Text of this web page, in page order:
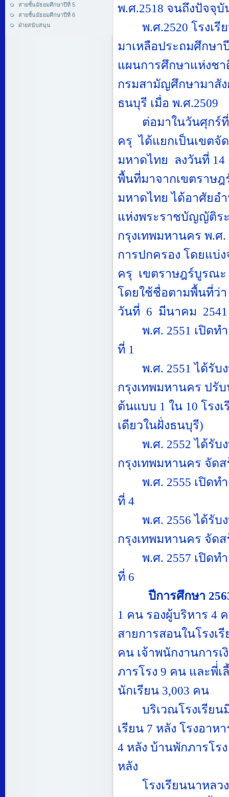
สายชั้นมัธยมศึกษาปีที่ 5
สายชั้นมัธยมศึกษาปีที่ 6
ฝ่ายสนับสนุน
พ.ศ.2518 จนถึงปัจจุบั
พ.ศ.2520 โรงเ
มาเหลือประถมศึกษ
แผนการศึกษาแห่งช
กรมสามัญศึกษามาสั
ธนบุรี เมื่อ พ.ศ.2509
ต่อมาในวันศุกร์ที่
ครุ ได้แยกเป็นเขตจั
มหาดไทย
ลงวันที่ 14
พื้นที่มาจากเขตราษ
มหาดไทย ได้อาศัยอ
แห่งพระราชบัญญัติร
กรุงเทพมหานคร พ.ศ.
การปกครอง โดยแบ่
ครุ เขตราษฎร์บูรณะ
โดยใช้ชื่อตามพื้นที่ว่า
วันที่ 6 มีนาคม 2541
พ.ศ. 2551 เปิดท
ที่ 1
พ.ศ. 2551ได้รับ
กรุงเทพมหานคร ปรับ
ต้นแบบ 1 ใน 10 โรง
เดียวในฝั่งธนบุรี)
พ.ศ. 2552 ได้รับ
กรุงเทพมหานคร จัด
พ.ศ. 2555 เปิดท
ที่ 4
พ.ศ. 2556ได้รับ
กรุงเทพมหานคร จัด
พ.ศ. 2557 เปิดท
ที่ 6
ปีการศึกษา
1 คน รองผู้บริหาร 4
สายการสอนในโรงเ
คน เจ้าพนักงานการ
ภารโรง 9 คน และพี่่เ
นักเรียน 3,003 คน
บริเวณโรงเรีย
เรียน 7 หลัง โรงอาห
4 หลัง บ้านพักภารโร
หลัง
โรงเรียนนาหลว